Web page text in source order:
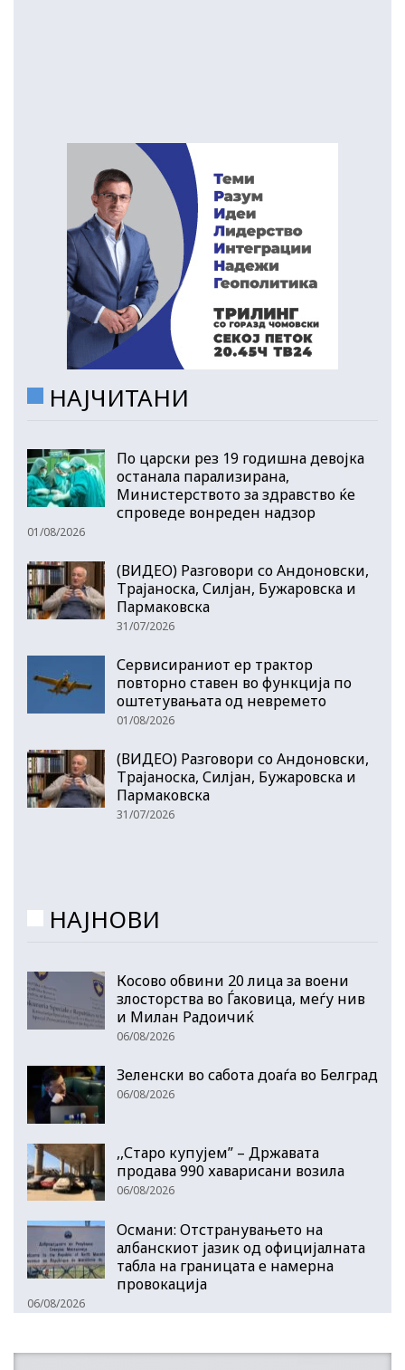
НАЈЧИТАНИ
По царски рез 19 годишна девојка
останала парализирана,
Министерството за здравство ќе
спроведе вонреден надзор
01/08/2026
(ВИДЕО) Разговори со Андоновски,
Трајаноска, Силјан, Бужаровска и
Пармаковска
31/07/2026
Сервисираниот ер трактор
повторно ставен во функција по
оштетувањата од невремето
01/08/2026
(ВИДЕО) Разговори со Андоновски,
Трајаноска, Силјан, Бужаровска и
Пармаковска
31/07/2026
НАЈНОВИ
Косово обвини 20 лица за воени
злосторства во Ѓаковица, меѓу нив
и Милан Радоичиќ
06/08/2026
Зеленски во сабота доаѓа во Белград
06/08/2026
,,Старо купујем” – Државата
продава 990 хаварисани возила
06/08/2026
Османи: Отстранувањето на
албанскиот јазик од официјалната
табла на границата е намерна
провокација
06/08/2026